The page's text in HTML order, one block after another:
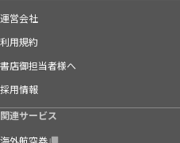
運営会社
利用規約
書店御担当者様へ
採用情報
関連サービス
海外航空券